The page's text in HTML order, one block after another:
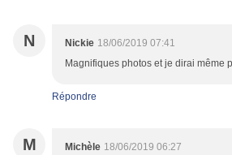
N Nickie 18/06/2019 07:41
Magnifiques photos et je dirai même
Répondre
M Michèle 18/06/2019 06:27